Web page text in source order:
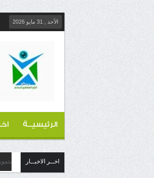
الأحد , 31 مايو 2026
الرئيسيــة
اخــر الاخبــار